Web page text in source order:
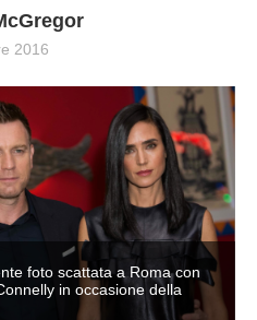
2016
foto scattata a Roma con
in occasione della